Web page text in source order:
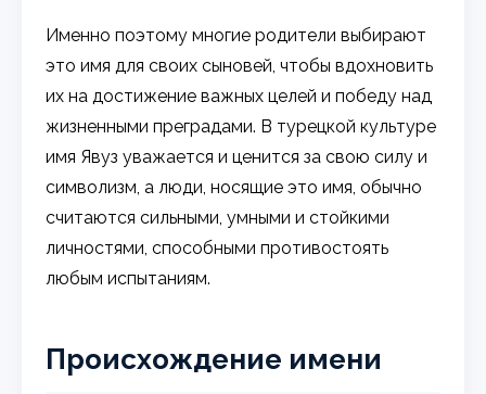
Именно поэтому многие родители выбирают
это имя для своих сыновей, чтобы вдохновить
их на достижение важных целей и победу над
жизненными преградами. В турецкой культуре
имя Явуз уважается и ценится за свою силу и
символизм, а люди, носящие это имя, обычно
считаются сильными, умными и стойкими
личностями, способными противостоять
любым испытаниям.
Происхождение имени